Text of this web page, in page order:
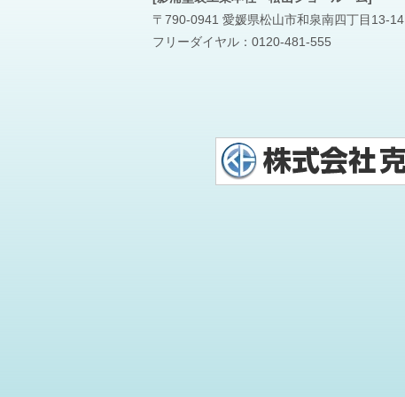
〒790-0941 愛媛県松山市和泉南四丁目13-14
フリーダイヤル： 0120-481-555